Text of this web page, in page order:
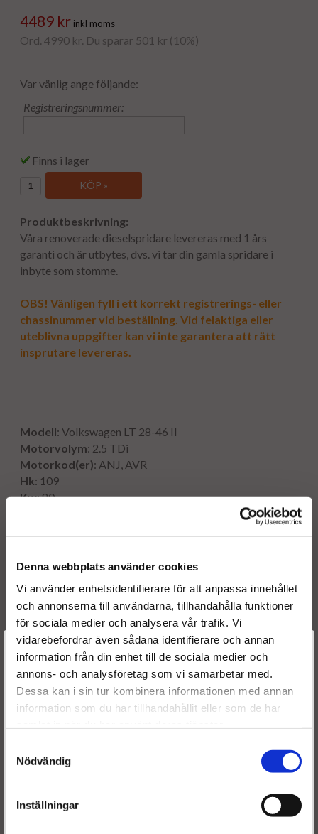
Denna webbplats använder cookies
Vi använder enhetsidentifierare för att anpassa innehållet
och annonserna till användarna, tillhandahålla funktioner
för sociala medier och analysera vår trafik. Vi
vidarebefordrar även sådana identifierare och annan
information från din enhet till de sociala medier och
annons- och analysföretag som vi samarbetar med.
Dessa kan i sin tur kombinera informationen med annan
information som du har tillhandahållit eller som de har
Nödvändig
Inställningar
4489 kr inkl moms
Ord. 4990 kr. Du sparar 501 kr (10%)
Var vänlig ange följande:
Registreringsnummer:
Finns i lager
KÖP »
Produktbeskrivning:
Våra renoverade dieselspridare levereras med 1 års
garanti och är utbytes, dvs. vi tar din gamla spridare i
inbyte som stomme.
OBS! Vänligen fyll i ett korrekt registrerings- eller
chassinummer vid beställning. Vid felaktiga eller
uteblivna uppgifter kan vi inte garantera att rätt
insprutare levereras.
Modell: Volkswagen LT 28-46 II
Motorvolym: 2.5 TDi
Motorkod(er): ANJ, AVR
Hk: 109
Kw: 80
074130203B
0432193510
0432193511
OE numbers
074 130 203 B
Frakt:
Leveranstiden normalt ca är 2-5 arbetsdagar.
Välkommen till
Dieselspecialisten.se
För att förbättra din upplevelse på vår hemsida ber vi dig
välja vilken kategori du tillhör